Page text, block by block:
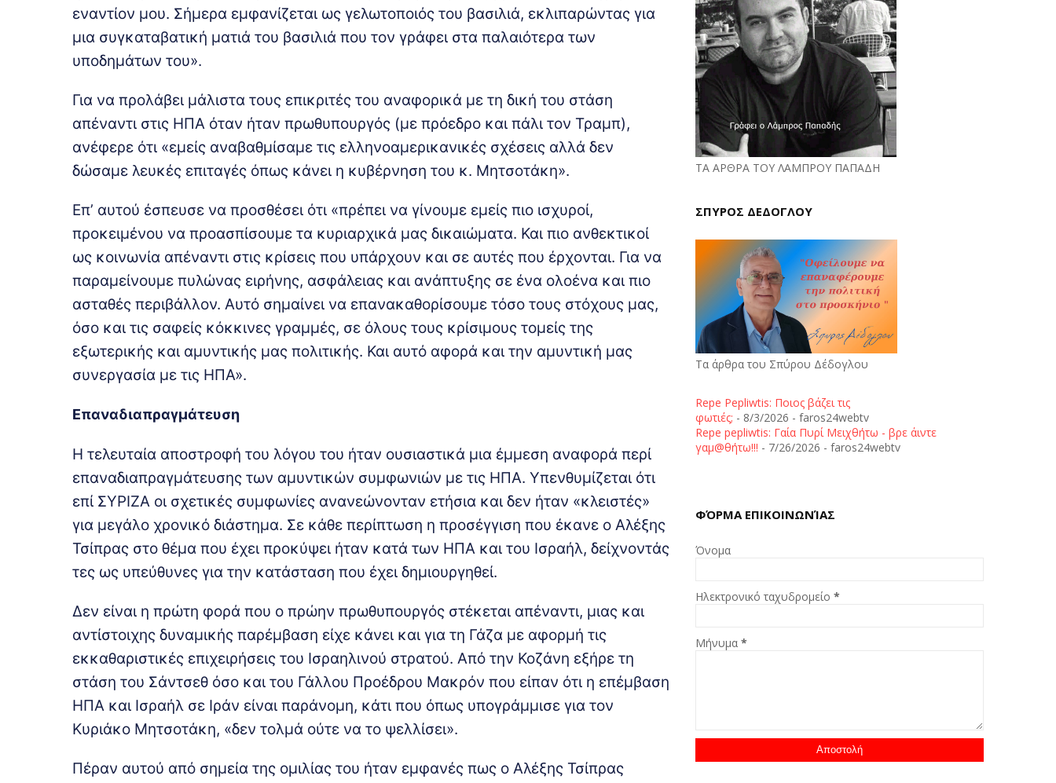
εναντίον μου. Σήμερα εμφανίζεται ως γελωτοποιός του βασιλιά, εκλιπαρώντας για
μια συγκαταβατική ματιά του βασιλιά που τον γράφει στα παλαιότερα των
υποδημάτων του».
Για να προλάβει μάλιστα τους επικριτές του αναφορικά με τη δική του στάση
απέναντι στις ΗΠΑ όταν ήταν πρωθυπουργός (με πρόεδρο και πάλι τον Τραμπ),
ανέφερε ότι «εμείς αναβαθμίσαμε τις ελληνοαμερικανικές σχέσεις αλλά δεν
δώσαμε λευκές επιταγές όπως κάνει η κυβέρνηση του κ. Μητσοτάκη».
Επ’ αυτού έσπευσε να προσθέσει ότι «πρέπει να γίνουμε εμείς πιο ισχυροί,
προκειμένου να προασπίσουμε τα κυριαρχικά μας δικαιώματα. Και πιο ανθεκτικοί
ως κοινωνία απέναντι στις κρίσεις που υπάρχουν και σε αυτές που έρχονται. Για να
παραμείνουμε πυλώνας ειρήνης, ασφάλειας και ανάπτυξης σε ένα ολοένα και πιο
ασταθές περιβάλλον. Αυτό σημαίνει να επανακαθορίσουμε τόσο τους στόχους μας,
όσο και τις σαφείς κόκκινες γραμμές, σε όλους τους κρίσιμους τομείς της
εξωτερικής και αμυντικής μας πολιτικής. Και αυτό αφορά και την αμυντική μας
συνεργασία με τις ΗΠΑ».
Επαναδιαπραγμάτευση
Η τελευταία αποστροφή του λόγου του ήταν ουσιαστικά μια έμμεση αναφορά περί
επαναδιαπραγμάτευσης των αμυντικών συμφωνιών με τις ΗΠΑ. Υπενθυμίζεται ότι
επί ΣΥΡΙΖΑ οι σχετικές συμφωνίες ανανεώνονταν ετήσια και δεν ήταν «κλειστές»
για μεγάλο χρονικό διάστημα. Σε κάθε περίπτωση η προσέγγιση που έκανε ο Αλέξης
Τσίπρας στο θέμα που έχει προκύψει ήταν κατά των ΗΠΑ και του Ισραήλ, δείχνοντάς
τες ως υπεύθυνες για την κατάσταση που έχει δημιουργηθεί.
Δεν είναι η πρώτη φορά που ο πρώην πρωθυπουργός στέκεται απέναντι, μιας και
αντίστοιχης δυναμικής παρέμβαση είχε κάνει και για τη Γάζα με αφορμή τις
εκκαθαριστικές επιχειρήσεις του Ισραηλινού στρατού. Από την Κοζάνη εξήρε τη
στάση του Σάντσεθ όσο και του Γάλλου Προέδρου Μακρόν που είπαν ότι η επέμβαση
ΗΠΑ και Ισραήλ σε Ιράν είναι παράνομη, κάτι που όπως υπογράμμισε για τον
Κυριάκο Μητσοτάκη, «δεν τολμά ούτε να το ψελλίσει».
Πέραν αυτού από σημεία της ομιλίας του ήταν εμφανές πως ο Αλέξης Τσίπρας
ΤΑ ΑΡΘΡΑ ΤΟΥ ΛΑΜΠΡΟΥ ΠΑΠΑΔΗ
ΣΠΥΡΟΣ ΔΕΔΟΓΛΟΥ
Τα άρθρα του Σπύρου Δέδογλου
Repe Pepliwtis: Ποιος βάζει τις
φωτιές; - 8/3/2026 - faros24webtv
Repe pepliwtis: Γαία Πυρί Μειχθήτω - βρε άιντε
γαμ@θήτω!!! - 7/26/2026 - faros24webtv
ΦΌΡΜΑ ΕΠΙΚΟΙΝΩΝΊΑΣ
Όνομα
Ηλεκτρονικό ταχυδρομείο*
Μήνυμα*